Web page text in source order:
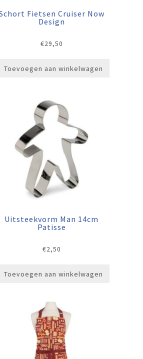
Fietsen Cruiser Now
Design
€29,50
Toevoegen aan winkelwagen
Uitsteekvorm Man 14cm
Patisse
€2,50
Toevoegen aan winkelwagen